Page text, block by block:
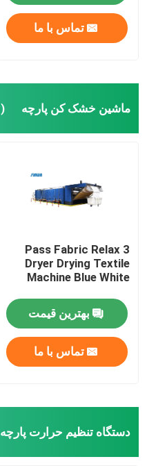
تماس با ما
ماشین خشک کن پارچه (15)
3 Pass Fabric Relax
Dryer Drying Textile
Machine Blue White
بهترین قیمت
تماس با ما
دستگاه تنظیم حرارت پارچه